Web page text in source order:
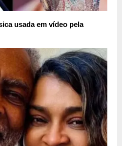
usada em vídeo pela